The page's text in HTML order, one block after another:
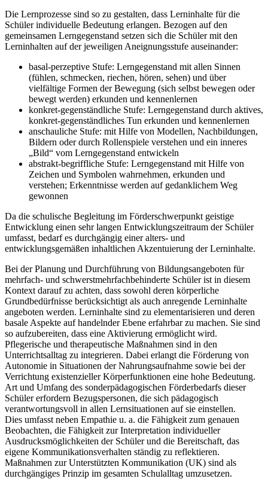
Die Lernprozesse sind so zu gestalten, dass Lerninhalte für die
Schüler individuelle Bedeutung erlangen. Bezogen auf den
gemeinsamen Lerngegenstand setzen sich die Schüler mit den
Lerninhalten auf der jeweiligen Aneignungsstufe auseinander:
basal-perzeptive Stufe: Lerngegenstand mit allen Sinnen
(fühlen, schmecken, riechen, hören, sehen) und über
vielfältige Formen der Bewegung (sich selbst bewegen oder
bewegt werden) erkunden und kennenlernen
konkret-gegenständliche Stufe: Lerngegenstand durch aktives,
konkret-gegenständliches Tun erkunden und kennenlernen
anschauliche Stufe: mit Hilfe von Modellen, Nachbildungen,
Bildern oder durch Rollenspiele verstehen und ein inneres
„Bild“ vom Lerngegenstand entwickeln
abstrakt-begriffliche Stufe: Lerngegenstand mit Hilfe von
Zeichen und Symbolen wahrnehmen, erkunden und
verstehen; Erkenntnisse werden auf gedanklichem Weg
gewonnen
Da die schulische Begleitung im Förderschwerpunkt geistige
Entwicklung einen sehr langen Entwicklungszeitraum der Schüler
umfasst, bedarf es durchgängig einer alters- und
entwicklungsgemäßen inhaltlichen Akzentuierung der Lerninhalte.
Bei der Planung und Durchführung von Bildungsangeboten für
mehrfach- und schwerstmehrfachbehinderte Schüler ist in diesem
Kontext darauf zu achten, dass sowohl deren körperliche
Grundbedürfnisse berücksichtigt als auch anregende Lerninhalte
angeboten werden. Lerninhalte sind zu elementarisieren und deren
basale Aspekte auf handelnder Ebene erfahrbar zu machen. Sie sind
so aufzubereiten, dass eine Aktivierung ermöglicht wird.
Pflegerische und therapeutische Maßnahmen sind in den
Unterrichtsalltag zu integrieren. Dabei erlangt die Förderung von
Autonomie in Situationen der Nahrungsaufnahme sowie bei der
Verrichtung existenzieller Körperfunktionen eine hohe Bedeutung.
Art und Umfang des sonderpädagogischen Förderbedarfs dieser
Schüler erfordern Bezugspersonen, die sich pädagogisch
verantwortungsvoll in allen Lernsituationen auf sie einstellen.
Dies umfasst neben Empathie u. a. die Fähigkeit zum genauen
Beobachten, die Fähigkeit zur Interpretation individueller
Ausdrucksmöglichkeiten der Schüler und die Bereitschaft, das
eigene Kommunikationsverhalten ständig zu reflektieren.
Maßnahmen zur Unterstützten Kommunikation (UK) sind als
durchgängiges Prinzip im gesamten Schulalltag umzusetzen.